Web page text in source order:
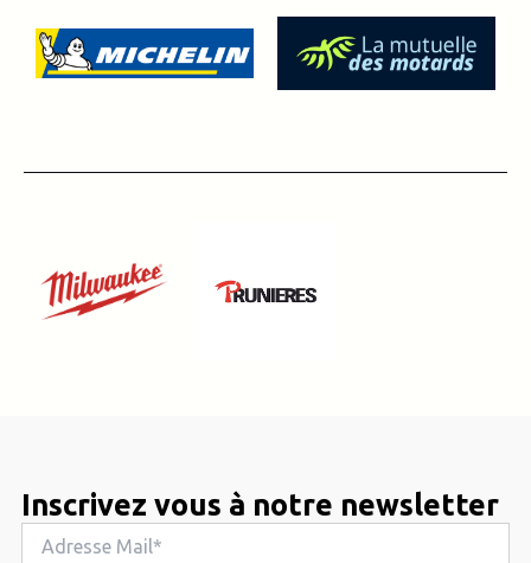
Inscrivez vous à notre newsletter